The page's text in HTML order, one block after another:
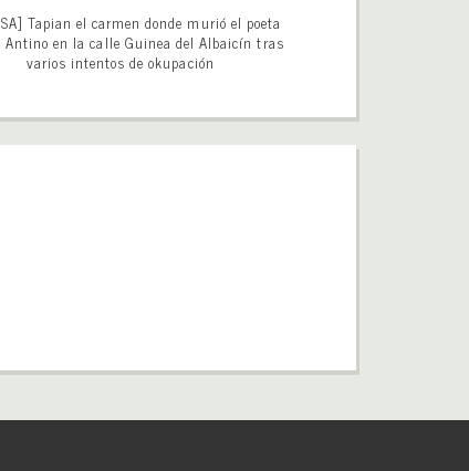
Tapian el carmen donde murió el poeta
Antino en la calle Guinea del Albaicín tras
varios intentos de okupación